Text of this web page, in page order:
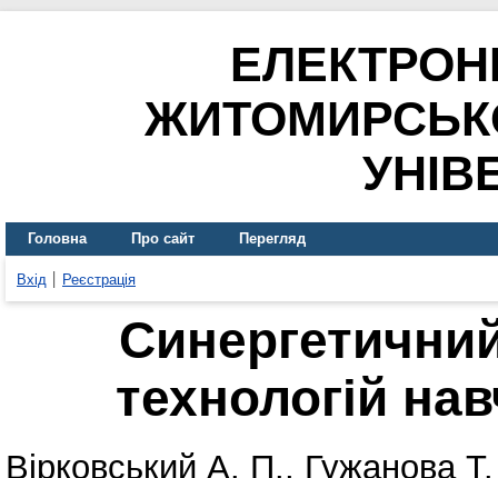
Головна Про сайт Перегляд
Вхід Реєстрація
технологій
Вірковський А. П., Гужанова